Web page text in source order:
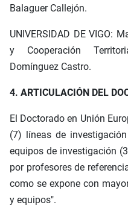
Balaguer Callejón.
UNIVERSIDAD DE VIGO:
y Cooperación
Domínguez Castro.
4. ARTICULACIÓN DEL
El Doctorado en Unión
(7) líneas de
equipos de investigación
por profesores de
como se expone con
y equipos".